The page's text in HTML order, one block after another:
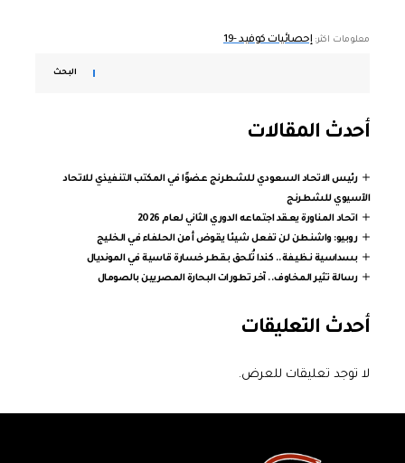
معلومات اكثر:إحصائيات كوفيد -19
البحث
أحدث المقالات
رئيس الاتحاد السعودي للشطرنج عضوًا في المكتب التنفيذي للاتحاد
الآسيوي للشطرنج
اتحاد المناورة يعقد اجتماعه الدوري الثاني لعام 2026
روبيو: واشنطن لن تفعل شيئا يقوض أمن الحلفاء في الخليج
بسداسية نظيفة.. كندا تُلحق بقطر خسارة قاسية في المونديال
رسالة تثير المخاوف.. آخر تطورات البحارة المصريين بالصومال
أحدث التعليقات
لا توجد تعليقات للعرض.